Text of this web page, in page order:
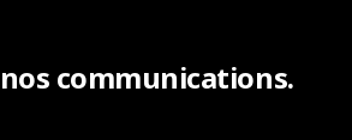
communications.